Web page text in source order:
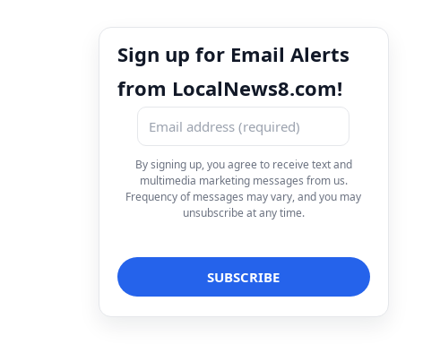
Sign up for Email Alerts
from LocalNews8.com!
By signing up, you agree to receive text and
multimedia marketing messages from us.
Frequency of messages may vary, and you may
unsubscribe at any time.